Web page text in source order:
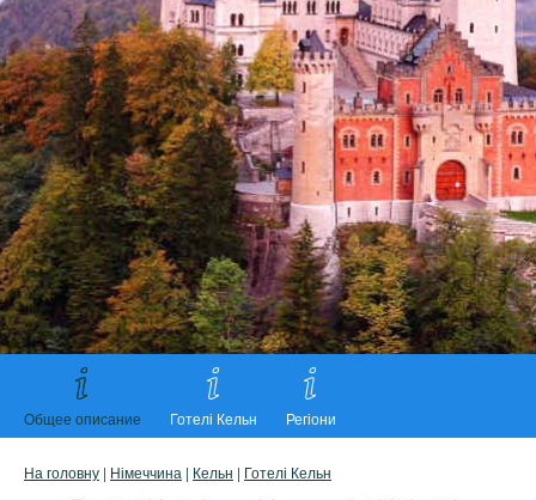
Общее описание Готелі Кельн Регіони
На головну | Німеччина | Кельн | Готелі Кельн